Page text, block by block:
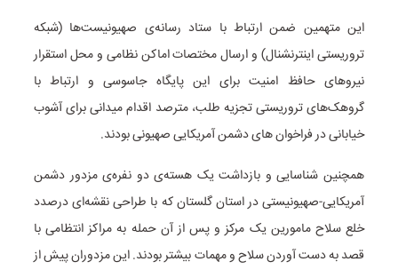
این متهمین ضمن ارتباط با ستاد رسانه‌ی صهیونیست‌ها (شبکه
تروریستی اینترنشنال) و ارسال مختصات اماکن نظامی و محل استقرار
نیروهای حافظ امنیت برای این پایگاه جاسوسی و ارتباط با
گروهک‌های تروریستی تجزیه طلب، مترصد اقدام میدانی برای آشوب
خیابانی در فراخوان های دشمن آمریکایی صهیونی بودند.
همچنین شناسایی و بازداشت یک هسته‌ی دو نفره‌ی مزدور دشمن
آمریکایی-صهیونیستی در استان گلستان که با طراحی نقشه‌ای درصدد
خلع سلاح مامورین یک مرکز و پس از آن حمله به مراکز انتظامی با
قصد به دست آوردن سلاح و مهمات بیشتر بودند. این مزدوران پیش از